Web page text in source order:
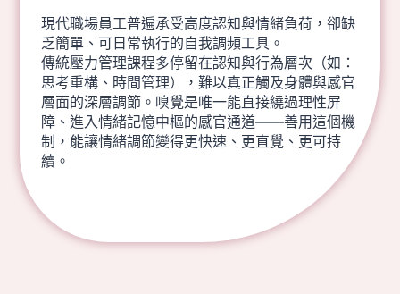
現代職場員工普遍承受高度認知與情緒負荷，卻缺
乏簡單、可日常執行的自我調頻工具。
傳統壓力管理課程多停留在認知與行為層次（如：
思考重構、時間管理），難以真正觸及身體與感官
層面的深層調節。嗅覺是唯一能直接繞過理性屏
障、進入情緒記憶中樞的感官通道——善用這個機
制，能讓情緒調節變得更快速、更直覺、更可持
續。